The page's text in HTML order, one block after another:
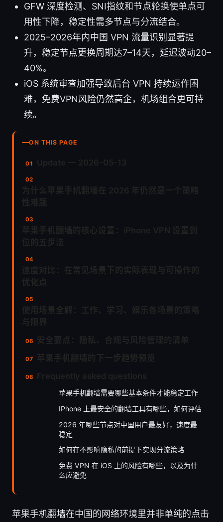
GFW 深度检测、SNI指纹和节点轮换使单点可
用性下降，稳定性需多节点与分流结合。
2025–2026年内中国 VPN 流量识别显著提
升，稳定节点更换周期达7–14天，延迟波动20–
40%。
iOS 系统审查加强导致后台 VPN 持续运作困
难，免费VPN风险仍然高企，机场组合更可持
续。
ON THIS PAGE
苹果手机翻墙需要哪些基本条件才能稳定工作
IPhone 上最安全的翻墙工具有哪些，如何评估
2026 年哪些节点对中国用户最友好，速度最
稳定
如何在不影响隐私的前提下实现分流策略
免费 VPN 在 iOS 上的风险有哪些，以及为什
么应避免
苹果手机翻墙在中国的网络环境里并非单纯的点击